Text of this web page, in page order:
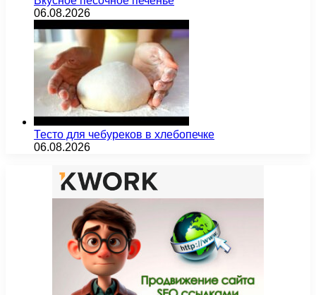
06.08.2026
Тесто для чебуреков в хлебопечке
06.08.2026